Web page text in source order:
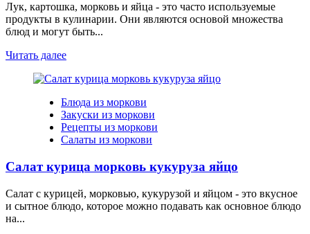
Лук, картошка, морковь и яйца - это часто используемые
продукты в кулинарии. Они являются основой множества
блюд и могут быть...
Читать далее
Блюда из моркови
Закуски из моркови
Рецепты из моркови
Салаты из моркови
Салат курица морковь кукуруза яйцо
Салат с курицей, морковью, кукурузой и яйцом - это вкусное
и сытное блюдо, которое можно подавать как основное блюдо
на...